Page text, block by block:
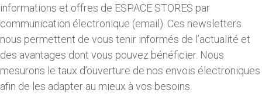
informations et offres de ESPACE STORES par
communication électronique (email). Ces newsletters
nous permettent de vous tenir informés de l’actualité et
des avantages dont vous pouvez bénéficier. Nous
mesurons le taux d’ouverture de nos envois électroniques
afin de les adapter au mieux à vos besoins.